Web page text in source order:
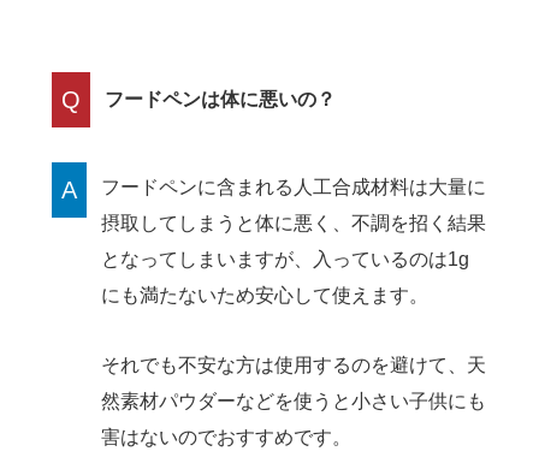
Q フードペンは体に悪いの？
A
フードペンに含まれる人工合成材料は大量に
摂取してしまうと体に悪く、不調を招く結果
となってしまいますが、入っているのは1g
にも満たないため安心して使えます。
それでも不安な方は使用するのを避けて、天
然素材パウダーなどを使うと小さい子供にも
害はないのでおすすめです。